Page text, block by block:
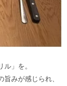
」を。
みが感じられ、